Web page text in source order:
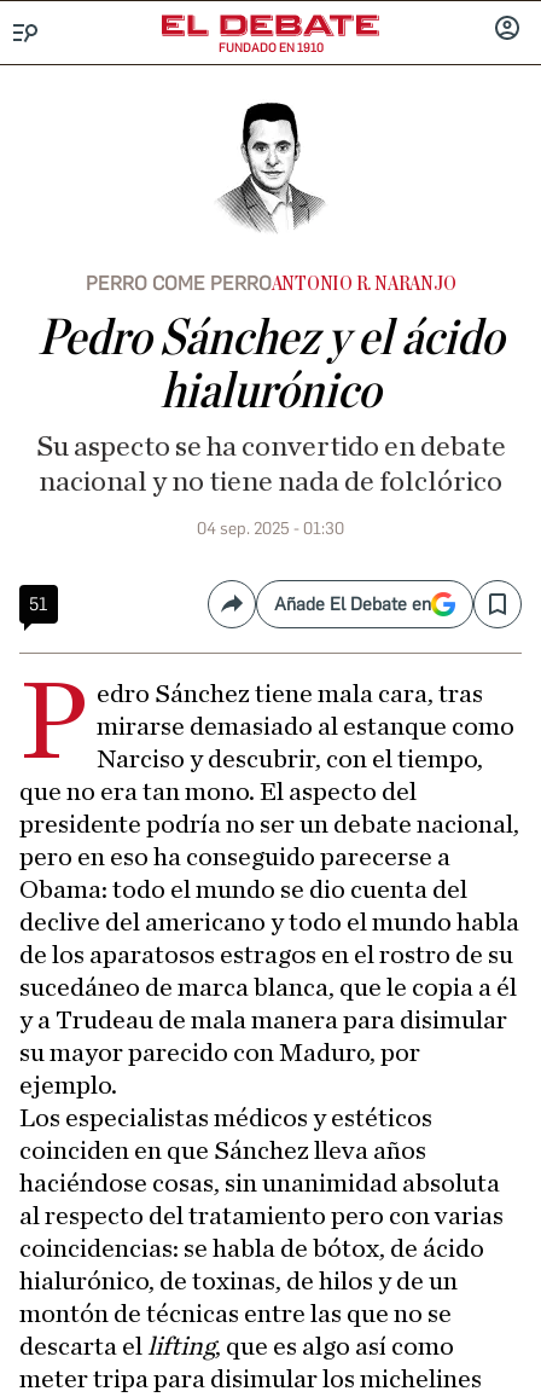
FUNDADO EN 1910
PERRO COME PERROANTONIO R. NARANJO
Pedro Sánchez y el ácido
hialurónico
Su aspecto se ha convertido en debate
nacional y no tiene nada de folclórico
04 sep. 2025 - 01:30
51 CompartirAñade El Debate en Save
P edro Sánchez tiene mala cara, tras
mirarse demasiado al estanque como
Narciso y descubrir, con el tiempo,
que no era tan mono. El aspecto del
presidente podría no ser un debate nacional,
pero en eso ha conseguido parecerse a
Obama: todo el mundo se dio cuenta del
declive del americano y todo el mundo habla
de los aparatosos estragos en el rostro de su
sucedáneo de marca blanca, que le copia a él
y a Trudeau de mala manera para disimular
su mayor parecido con Maduro, por
ejemplo.
Los especialistas médicos y estéticos
coinciden en que Sánchez lleva años
haciéndose cosas, sin unanimidad absoluta
al respecto del tratamiento pero con varias
coincidencias: se habla de bótox, de ácido
hialurónico, de toxinas, de hilos y de un
montón de técnicas entre las que no se
descarta el lifting, que es algo así como
meter tripa para disimular los michelines